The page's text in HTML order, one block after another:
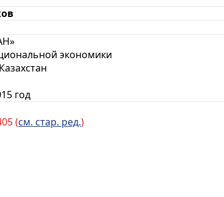
экономики
год
(см. стар. ред.)